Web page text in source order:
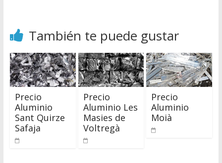
También te puede gustar
Precio
Aluminio
Sant Quirze
Safaja
Precio
Aluminio Les
Masies de
Voltregà
Precio
Aluminio
Moià